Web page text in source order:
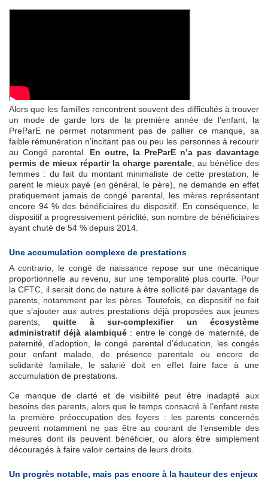
Alors que les familles rencontrent souvent des difficultés à trouver
un mode de garde lors de la première année de l’enfant, la
PreParE ne permet notamment pas de pallier ce manque, sa
faible rémunération n’incitant pas ou peu les personnes à recourir
au Congé parental. En outre, la PreParE n’a pas davantage
permis de mieux répartir la charge parentale , au bénéfice des
femmes : du fait du montant minimaliste de cette prestation, le
parent le mieux payé (en général, le père), ne demande en effet
pratiquement jamais de congé parental, les mères représentant
encore 94 % des bénéficiaires du dispositif. En conséquence, le
dispositif a progressivement périclité, son nombre de bénéficiaires
ayant chuté de 54 % depuis 2014.
Une accumulation complexe de prestations
A contrario, le congé de naissance repose sur une mécanique
proportionnelle au revenu, sur une temporalité plus courte. Pour
la CFTC, il serait donc de nature à être sollicité par davantage de
parents, notamment par les pères. Toutefois, ce dispositif ne fait
que s’ajouter aux autres prestations déjà proposées aux jeunes
parents,
quitte à sur-complexifier un écosystème
administratif déjà alambiqué: entre le congé de maternité, de
paternité, d’adoption, le congé parental d’éducation, les congés
pour enfant malade, de présence parentale ou encore de
solidarité familiale, le salarié doit en effet faire face à une
accumulation de prestations.
Ce manque de clarté et de visibilité peut être inadapté aux
besoins des parents, alors que le temps consacré à l’enfant reste
la première préoccupation des foyers : les parents concernés
peuvent notamment ne pas être au courant de l’ensemble des
mesures dont ils peuvent bénéficier, ou alors être simplement
découragés à faire valoir certains de leurs droits.
Un progrès notable, mais pas encore à la hauteur des enjeux